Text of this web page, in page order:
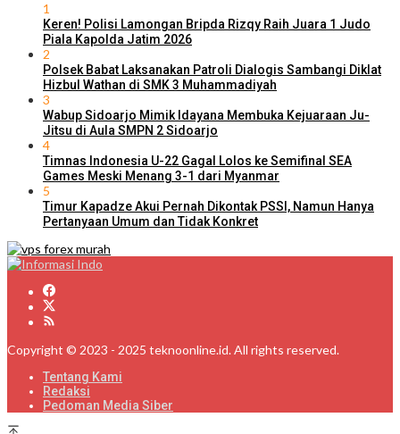
1
Keren! Polisi Lamongan Bripda Rizqy Raih Juara 1 Judo
Piala Kapolda Jatim 2026
2
Polsek Babat Laksanakan Patroli Dialogis Sambangi Diklat
Hizbul Wathan di SMK 3 Muhammadiyah
3
Wabup Sidoarjo Mimik Idayana Membuka Kejuaraan Ju-
Jitsu di Aula SMPN 2 Sidoarjo
4
Timnas Indonesia U-22 Gagal Lolos ke Semifinal SEA
Games Meski Menang 3-1 dari Myanmar
5
Timur Kapadze Akui Pernah Dikontak PSSI, Namun Hanya
Pertanyaan Umum dan Tidak Konkret
Copyright © 2023 - 2025 teknoonline.id. All rights reserved.
Tentang Kami
Redaksi
Pedoman Media Siber